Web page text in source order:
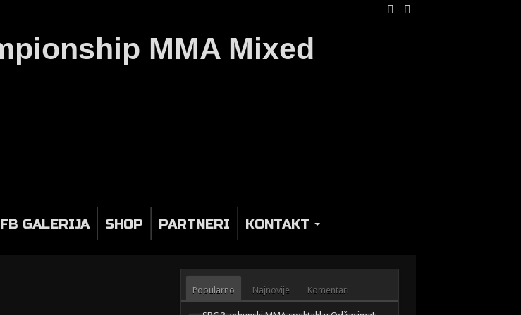
FB GALERIJA SHOP PARTNERI KONTAKT
Popularno Najnovije Komentari